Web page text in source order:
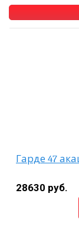
Гарде 47
28630 руб.